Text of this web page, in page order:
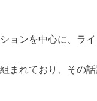
ョンを中心に、ラ
まれており、その